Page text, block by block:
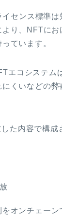
センス標準
り、NFTに
ています。
エコシステム
くいなどの弊
た内容で構成
オンチェーン